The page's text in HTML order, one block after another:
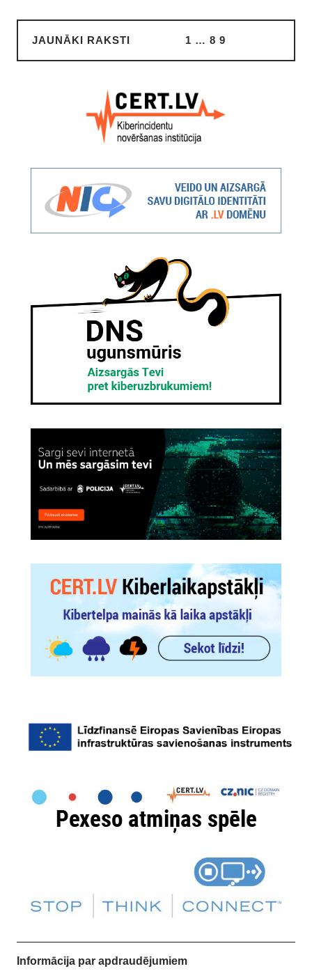
JAUNĀKI RAKSTI 1 … 8 9
Informācija par apdraudējumiem